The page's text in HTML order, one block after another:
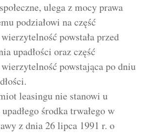
ulega z mocy prawa
podziałowi na część
powstała przed
upadłości oraz część
powstająca po dniu
leasingu nie stanowi u
środka trwałego w
z dnia 26 lipca 1991 r. o